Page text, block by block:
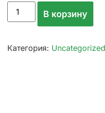
В корзину
Категория: Uncategorized